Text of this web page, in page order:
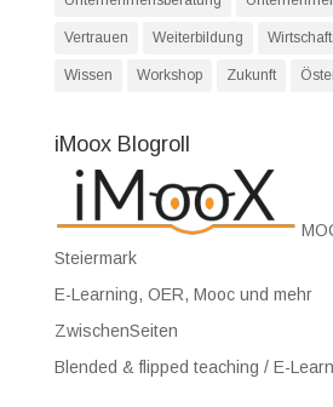
Vertrauen Weiterbildung
Wissen Workshop Zukunft
iMoox Blogroll
Steiermark
E-Learning, OER, Mooc und mehr
ZwischenSeiten
Blended & flipped teaching / E-